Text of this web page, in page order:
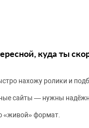
куда ты
нахожу ролики и
сайты — нужны
«живой» формат.